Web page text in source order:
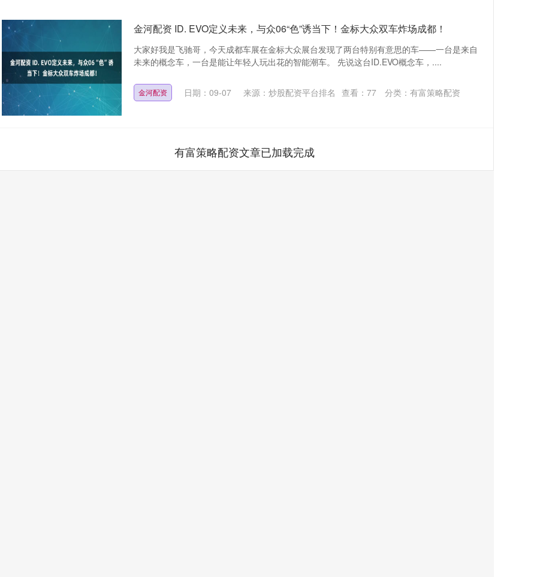
金河配资 ID. EVO定义未来，与众06“色”诱当下！金标大众双车炸场成都！
大家好我是飞驰哥，今天成都车展在金标大众展台发现了两台特别有意思的车——一台是来自
未来的概念车，一台是能让年轻人玩出花的智能潮车。 先说这台ID.EVO概念车，....
金河配资 日期：09-07 来源：炒股配资平台排名 查看： 77 分类： 有富策略配资
有富策略配资文章已加载完成